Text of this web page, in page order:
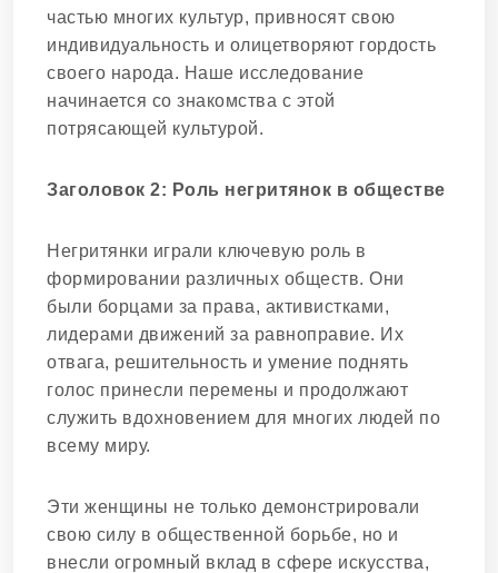
частью многих культур, привносят свою
индивидуальность и олицетворяют гордость
своего народа. Наше исследование
начинается со знакомства с этой
потрясающей культурой.
Заголовок 2: Роль негритянок в обществе
Негритянки играли ключевую роль в
формировании различных обществ. Они
были борцами за права, активистками,
лидерами движений за равноправие. Их
отвага, решительность и умение поднять
голос принесли перемены и продолжают
служить вдохновением для многих людей по
всему миру.
Эти женщины не только демонстрировали
свою силу в общественной борьбе, но и
внесли огромный вклад в сфере искусства,